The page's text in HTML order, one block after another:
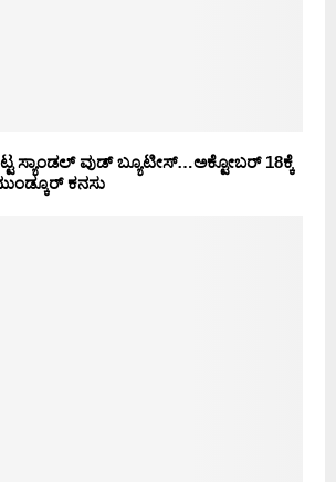
ಸ್ಯಾಂಡಲ್ ವುಡ್ ಬ್ಯೂಟೀಸ್…ಅಕ್ಟೋಬರ್ 18ಕ್ಕೆ
ಕನಸು